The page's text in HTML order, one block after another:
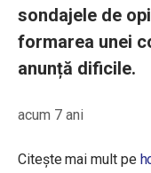
sondajele de
formarea unei
anunță dificile.
acum 7 ani
Citește mai mult pe